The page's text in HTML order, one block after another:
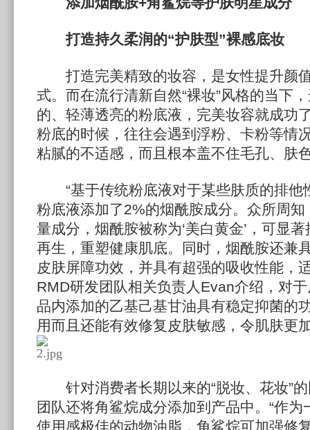
打造持久柔润的“护肤型”裸感底妆
打造完美精致的妆容，是女性提升颜
式。而在流行清新自然“裸妆”风格的当下
的、轻薄透亮的粉底液，完美妆容就成功
粉底的时候，往往会遇到浮粉、卡粉等情
粘腻的不适感，而且根本盖不住毛孔、肤
“基于传统粉底液对于某些肤质的排他
粉底液添加了2%的烟酰胺成分。众所周
量成分，烟酰胺被称为‘美白黄金’，可显
再生，重塑健康肌底。同时，烟酰胺还兼
皮肤屏障功效，并具有超强的吸收性能，
RMD研发团队相关负责人Evan介绍，对
品内添加的乙基己基甘油具有稳定抑菌的
用而且还能有效修复皮肤敏感，令肌肤更
针对消费者长期以来的“脱妆、花妆”的
团队还将角鲨烷成分添加到产品中。“作
使用感极佳的动物油脂，角鲨烷可加强修